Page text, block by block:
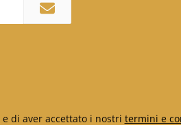
e di aver accettato i nostri termini e